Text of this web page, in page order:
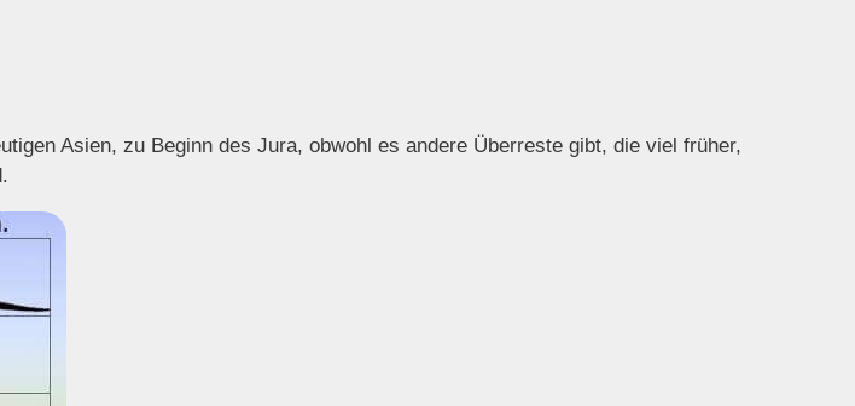
Asien, zu Beginn des Jura, obwohl es andere Überreste gibt, die viel früher,